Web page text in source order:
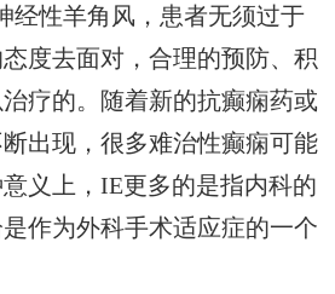
性羊角风，患者无须过于
度去面对，合理的预防、积
疗的。随着新的抗癫痫药或
出现，很多难治性癫痫可能
义上，IE更多的是指内科的
作为外科手术适应症的一个